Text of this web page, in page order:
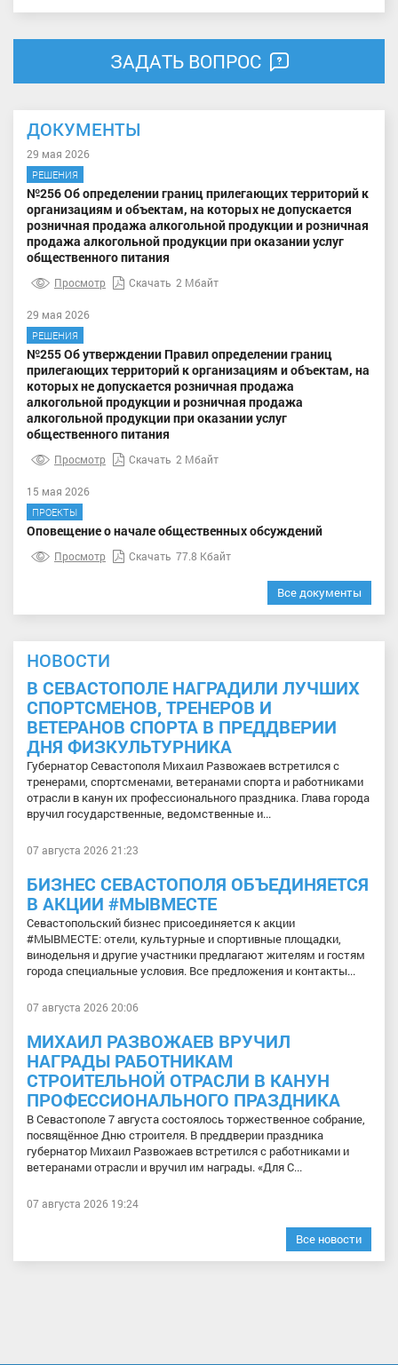
ЗАДАТЬ ВОПРОС
ДОКУМЕНТЫ
29 мая 2026
РЕШЕНИЯ
№256 Об определении границ прилегающих территорий к
организациям и объектам, на которых не допускается
розничная продажа алкогольной продукции и розничная
продажа алкогольной продукции при оказании услуг
общественного питания
Просмотр Скачать 2 Мбайт
29 мая 2026
РЕШЕНИЯ
№255 Об утверждении Правил определении границ
прилегающих территорий к организациям и объектам, на
которых не допускается розничная продажа
алкогольной продукции и розничная продажа
алкогольной продукции при оказании услуг
общественного питания
Просмотр Скачать 2 Мбайт
15 мая 2026
ПРОЕКТЫ
Оповещение о начале общественных обсуждений
Просмотр Скачать 77.8 Кбайт
Все документы
НОВОСТИ
В СЕВАСТОПОЛЕ НАГРАДИЛИ ЛУЧШИХ
СПОРТСМЕНОВ, ТРЕНЕРОВ И
ВЕТЕРАНОВ СПОРТА В ПРЕДДВЕРИИ
ДНЯ ФИЗКУЛЬТУРНИКА
Губернатор Севастополя Михаил Развожаев встретился с
тренерами, спортсменами, ветеранами спорта и работниками
отрасли в канун их профессионального праздника. Глава города
вручил государственные, ведомственные и...
07 августа 2026 21:23
БИЗНЕС СЕВАСТОПОЛЯ ОБЪЕДИНЯЕТСЯ
В АКЦИИ #МЫВМЕСТЕ
Севастопольский бизнес присоединяется к акции
#МЫВМЕСТЕ: отели, культурные и спортивные площадки,
винодельня и другие участники предлагают жителям и гостям
города специальные условия. Все предложения и контакты...
07 августа 2026 20:06
МИХАИЛ РАЗВОЖАЕВ ВРУЧИЛ
НАГРАДЫ РАБОТНИКАМ
СТРОИТЕЛЬНОЙ ОТРАСЛИ В КАНУН
ПРОФЕССИОНАЛЬНОГО ПРАЗДНИКА
В Севастополе 7 августа состоялось торжественное собрание,
посвящённое Дню строителя. В преддверии праздника
губернатор Михаил Развожаев встретился с работниками и
ветеранами отрасли и вручил им награды. «Для С...
07 августа 2026 19:24
Все новости